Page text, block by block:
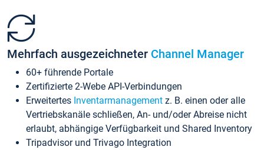
Mehrfach ausgezeichneter Channel Manager
60+ führende Portale
Zertifizierte 2-Webe API-Verbindungen
Erweitertes Inventarmanagement z. B. einen oder alle
Vertriebskanäle schließen, An- und/oder Abreise nicht
erlaubt, abhängige Verfügbarkeit und Shared Inventory
Tripadvisor und Trivago Integration